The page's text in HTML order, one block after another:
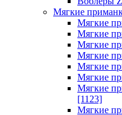
Мягкие
Мягкие
Мягкие
Мягкие
Мягкие
Мягкие
Мягкие
Мягкие
[1123]
Мягкие